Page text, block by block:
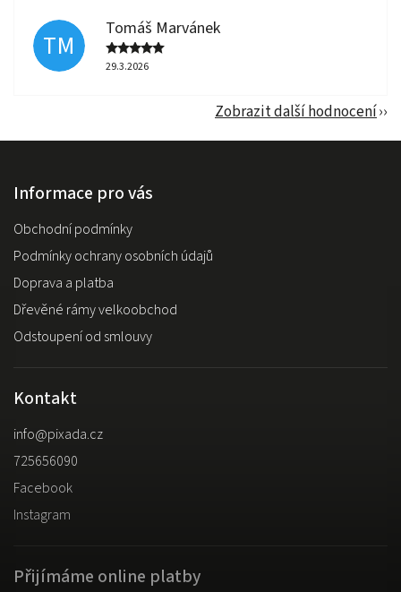
TM
Tomáš Marvánek
29.3.2026
Zobrazit další hodnocení
Informace pro vás
Obchodní podmínky
Podmínky ochrany osobních údajů
Doprava a platba
Dřevěné rámy velkoobchod
Odstoupení od smlouvy
Kontakt
info@pixada.cz
725656090
Facebook
Instagram
Přijímáme online platby